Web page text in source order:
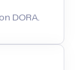
DORA.